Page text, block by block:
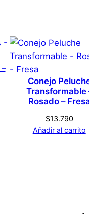
–
que hayan
Conejo
Transformable
Rosado –
$13.790
Añadir al carrito